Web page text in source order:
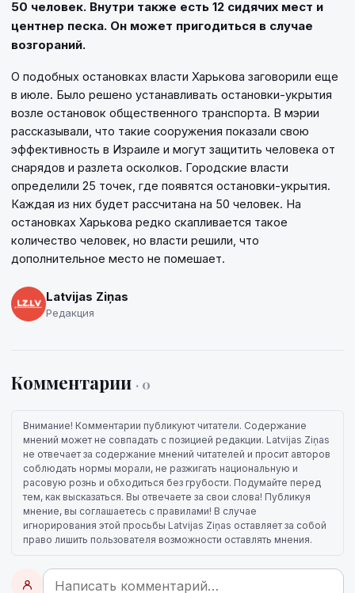
50 человек. Внутри также есть 12 сидячих мест и
центнер песка. Он может пригодиться в случае
возгораний.
О подобных остановках власти Харькова заговорили еще
в июле. Было решено устанавливать остановки-укрытия
возле остановок общественного транспорта. В мэрии
рассказывали, что такие сооружения показали свою
эффективность в Израиле и могут защитить человека от
снарядов и разлета осколков. Городские власти
определили 25 точек, где появятся остановки-укрытия.
Каждая из них будет рассчитана на 50 человек. На
остановках Харькова редко скапливается такое
количество человек, но власти решили, что
дополнительное место не помешает.
Latvijas Ziņas
Редакция
Комментарии · 0
Внимание! Комментарии публикуют читатели. Содержание
мнений может не совпадать с позицией редакции. Latvijas Ziņas
не отвечает за содержание мнений читателей и просит авторов
соблюдать нормы морали, не разжигать национальную и
расовую рознь и обходиться без грубости. Подумайте перед
тем, как высказаться. Вы отвечаете за свои слова! Публикуя
мнение, вы соглашаетесь с правилами! В случае
игнорирования этой просьбы Latvijas Ziņas оставляет за собой
право лишить пользователя возможности оставлять мнения.